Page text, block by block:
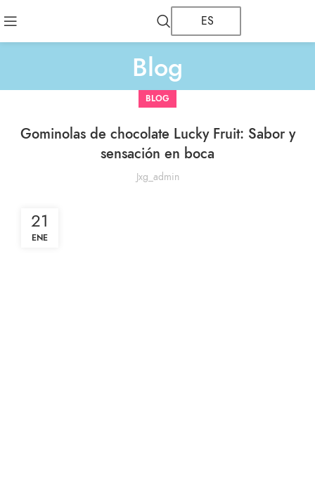
ES
Blog
BLOG
Gominolas de chocolate Lucky Fruit: Sabor y
sensación en boca
Jxg_admin
21
ENE